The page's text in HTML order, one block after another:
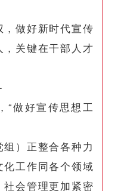
做好新时代宣传
关键在干部人才
做好宣传思想工
）正整合各种力
工作同各个领域
会管理更加紧密